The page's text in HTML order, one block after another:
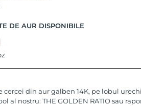
DE AUR DISPONIBILE
cercei din aur galben 14K, pe lobul
al nostru: THE GOLDEN RATIO sau